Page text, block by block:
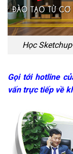
Học
Gọi tới hotline
vấn trực tiếp về